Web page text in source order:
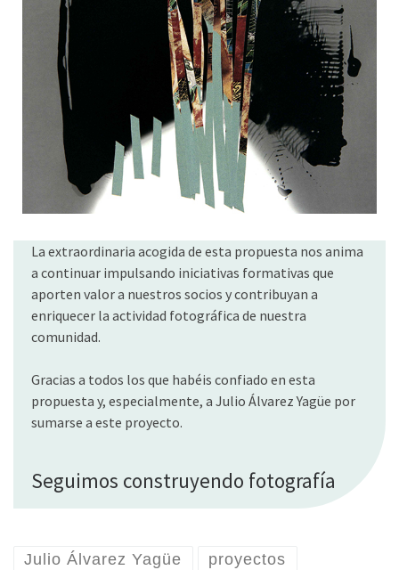
La extraordinaria acogida de esta propuesta nos anima
a continuar impulsando iniciativas formativas que
aporten valor a nuestros socios y contribuyan a
enriquecer la actividad fotográfica de nuestra
comunidad.
Gracias a todos los que habéis confiado en esta
propuesta y, especialmente, a Julio Álvarez Yagüe por
sumarse a este proyecto.
Seguimos construyendo fotografía
Julio Álvarez Yagüe proyectos